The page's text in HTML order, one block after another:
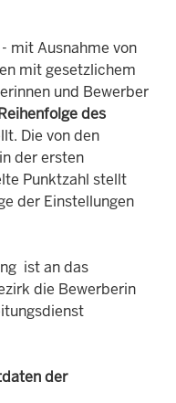
mit Ausnahme von
mit gesetzlichem
und Bewerber
des
Die von den
der ersten
Punktzahl stellt
der Einstellungen
ist an das
die Bewerberin
der